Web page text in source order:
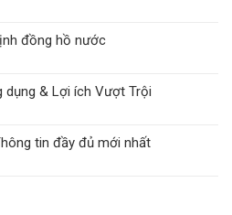
đồng hồ nước
dụng & Lợi ích Vượt Trội
tin đầy đủ mới nhất